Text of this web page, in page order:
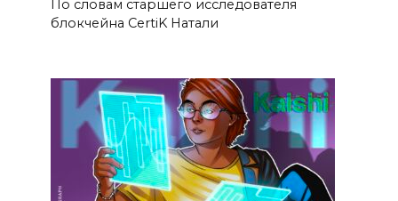
По словам старшего исследователя
блокчейна CertiK Натали